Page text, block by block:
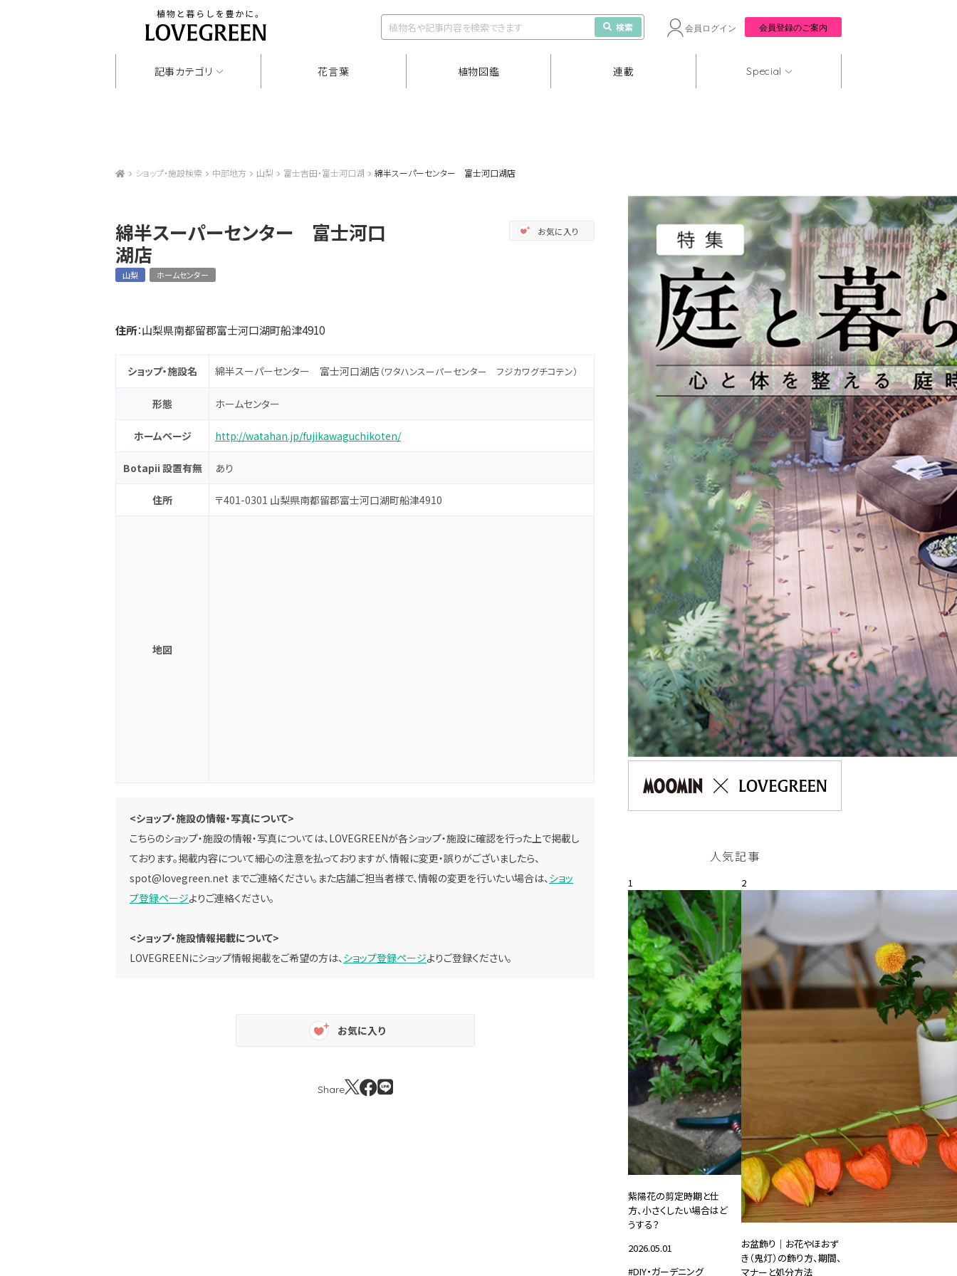
検索 会員ログイン 会員登録のご案内
記事カテゴリ 花言葉 植物図鑑 連載 Special
ショップ・施設検索 中部地方 山梨 富士吉田・富士河口湖 綿半スーパーセンター 富士河口湖店
綿半スーパーセンター 富士河口
湖店
お気に入り
山梨 ホームセンター
住所：山梨県南都留郡富士河口湖町船津4910
ショップ・施設名 綿半スーパーセンター 富士河口湖店（ワタハンスーパーセンター フジカワグチコテン）
形態 ホームセンター
ホームページ http://watahan.jp/fujikawaguchikoten/
Botapii 設置有無 あり
住所 〒401-0301 山梨県南都留郡富士河口湖町船津4910
地図
<ショップ・施設の情報・写真について>
こちらのショップ・施設の情報・写真については、LOVEGREENが各ショップ・施設に確認を行った上で掲載し
ております。掲載内容について細心の注意を払っておりますが、情報に変更・誤りがございましたら、
spot@lovegreen.net までご連絡ください。また店舗ご担当者様で、情報の変更を行いたい場合は、ショッ
プ登録ページよりご連絡ください。
<ショップ・施設情報掲載について>
LOVEGREENにショップ情報掲載をご希望の方は、ショップ登録ページよりご登録ください。
お気に入り
Share
人気記事
1
紫陽花の剪定時期と仕
方、小さくしたい場合はど
うする？
2026.05.01
#DIY・ガーデニング
2
お盆飾り｜お花やほおず
き（鬼灯）の飾り方、期間、
マナーと処分方法